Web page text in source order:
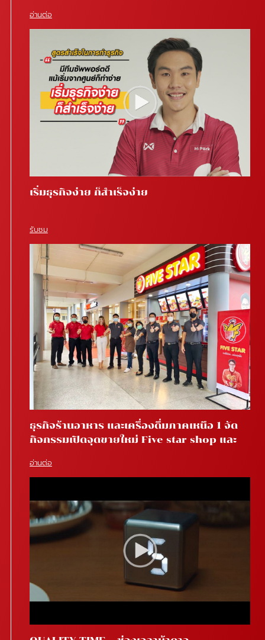
อ่านต่อ
เริ่มธุรกิจง่าย ก็สำเร็จง่าย
รับชม
ธุรกิจร้านอาหาร และเครื่องดื่มภาคเหนือ 1 จัด
กิจกรรมเปิดจุดขายใหม่ Five star shop และ
อ่านต่อ